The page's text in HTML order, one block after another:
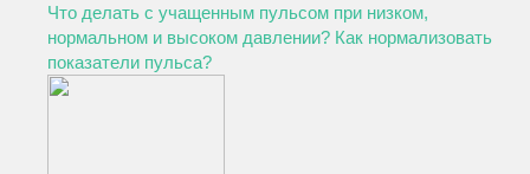
Что делать с учащенным пульсом при низком,
нормальном и высоком давлении? Как нормализовать
показатели пульса?